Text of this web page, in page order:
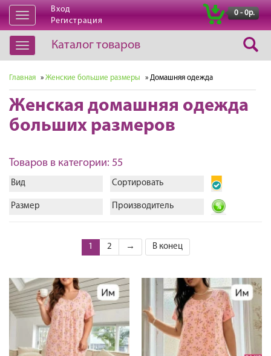
Открыть
навигацию
Вход
Регистрация
0 - 0р.
Открыть
навигацию
Каталог товаров
Главная » Женские большие размеры » Домашняя одежда
Женская домашняя одежда
больших размеров
Товаров в категории: 55
Вид Сортировать
Размер Производитель
1 2 → В конец